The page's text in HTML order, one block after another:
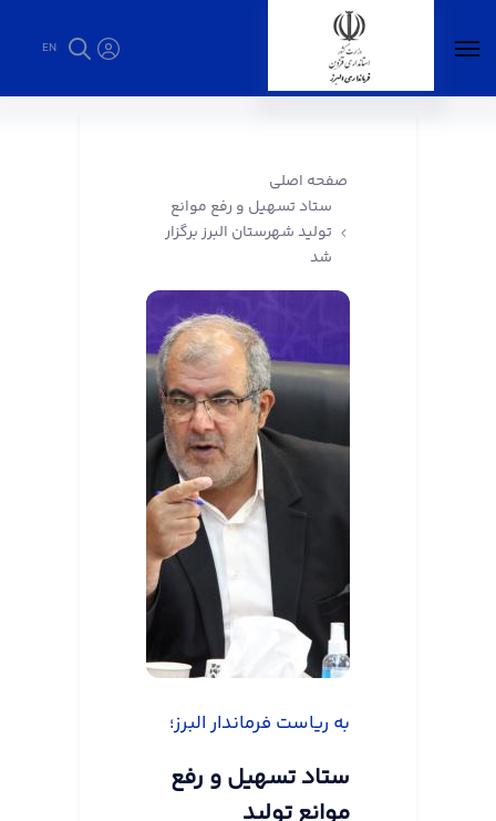
EN
صفحه اصلی
ستاد تسهیل و رفع موانع
تولید شهرستان البرز برگزار
شد
به ریاست فرماندار البرز؛
ستاد تسهیل و رفع
موانع تولید